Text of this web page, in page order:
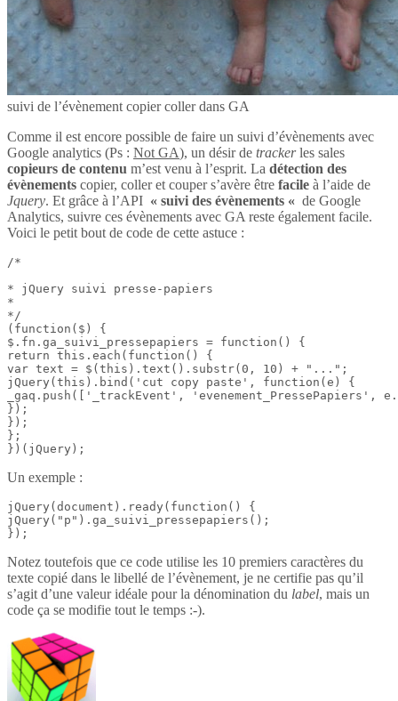
suivi de l’évènement copier coller dans GA
Comme il est encore possible de faire un suivi d’évènements avec
Google analytics (Ps : Not GA), un désir de trackerles sales
copieurs de contenu m’est venu à l’esprit. La détection des
évènements copier, coller et couper s’avère être facile à l’aide de
Jquery. Et grâce à l’API « suivi des évènements « de Google
Analytics, suivre ces évènements avec GA reste également facile.
Voici le petit bout de code de cette astuce :
/*
* jQuery suivi presse-papiers
*
*/
(function($) {
$.fn.ga_suivi_pressepapiers = function() {
return this.each(function() {
var text = $(this).text().substr(0, 10) + "...";
jQuery(this).bind('cut copy paste', function(e) {
_gaq.push(['_trackEvent', 'evenement_PressePapiers',
});
});
};
})(jQuery);
Un exemple :
jQuery(document).ready(function() {
jQuery("p").ga_suivi_pressepapiers();
});
Notez toutefois que ce code utilise les 10 premiers caractères du
texte copié dans le libellé de l’évènement, je ne certifie pas qu’il
s’agit d’une valeur idéale pour la dénomination du label, mais un
code ça se modifie tout le temps :-).